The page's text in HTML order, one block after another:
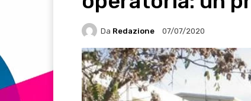
Da Redazione 07/07/2020